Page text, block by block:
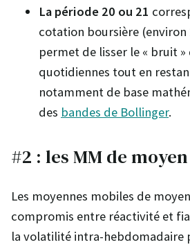
La période 20 ou 21
cotation boursière (environ
permet de lisser le « bruit
quotidiennes tout en
notamment de base
des bandes de Bollinger.
#2 : les MM de
Les moyennes mobiles de
compromis entre réactivité et
la volatilité intra-hebdomadaire